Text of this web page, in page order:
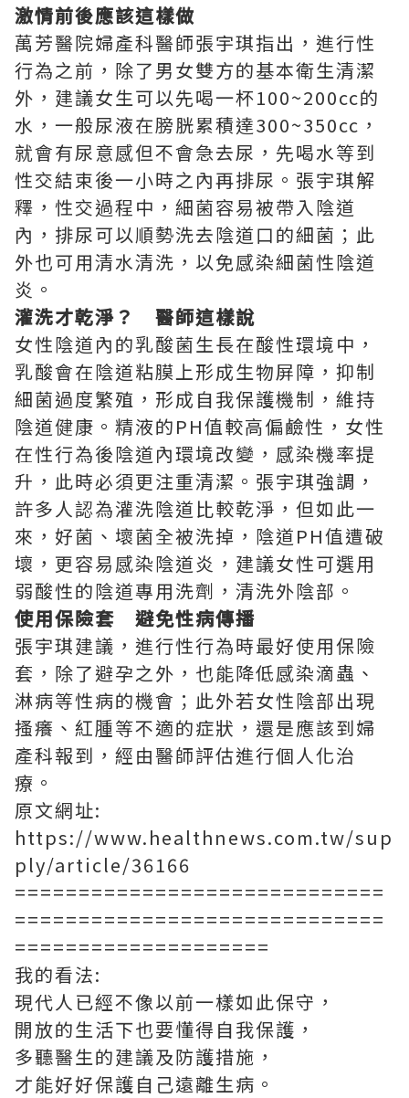
激情前後應該這樣做
萬芳醫院婦產科醫師張宇琪指出，進行性
行為之前，除了男女雙方的基本衛生清潔
外，建議女生可以先喝一杯100~200cc的
水，一般尿液在膀胱累積達300~350cc，
就會有尿意感但不會急去尿，先喝水等到
性交結束後一小時之內再排尿。張宇琪解
釋，性交過程中，細菌容易被帶入陰道
內，排尿可以順勢洗去陰道口的細菌；此
外也可用清水清洗，以免感染細菌性陰道
炎。
灌洗才乾淨？ 醫師這樣說
女性陰道內的乳酸菌生長在酸性環境中，
乳酸會在陰道粘膜上形成生物屏障，抑制
細菌過度繁殖，形成自我保護機制，維持
陰道健康。精液的PH值較高偏鹼性，女性
在性行為後陰道內環境改變，感染機率提
升，此時必須更注重清潔。張宇琪強調，
許多人認為灌洗陰道比較乾淨，但如此一
來，好菌、壞菌全被洗掉，陰道PH值遭破
壞，更容易感染陰道炎，建議女性可選用
弱酸性的陰道專用洗劑，清洗外陰部。
使用保險套 避免性病傳播
張宇琪建議，進行性行為時最好使用保險
套，除了避孕之外，也能降低感染滴蟲、
淋病等性病的機會；此外若女性陰部出現
搔癢、紅腫等不適的症狀，還是應該到婦
產科報到，經由醫師評估進行個人化治
療。
原文網址:
https://www.healthnews.com.tw/sup
ply/article/36166
=============================
=============================
====================
我的看法:
現代人已經不像以前一樣如此保守，
開放的生活下也要懂得自我保護，
多聽醫生的建議及防護措施，
才能好好保護自己遠離生病。